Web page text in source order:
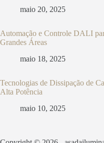
maio 20, 2025
Automação e Controle DALI
Grandes Áreas
maio 18, 2025
Tecnologias de Dissipação de
Alta Potência
maio 10, 2025